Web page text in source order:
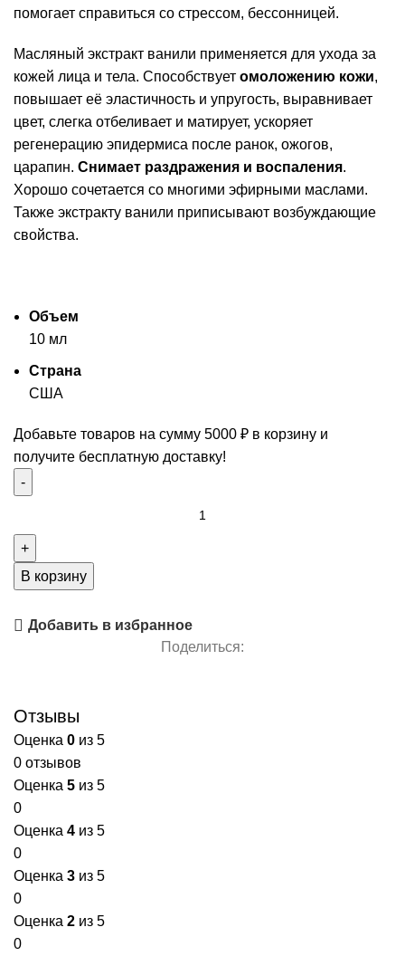
помогает справиться со стрессом, бессонницей.
Масляный экстракт ванили применяется для ухода за
кожей лица и тела. Способствует омоложению кожи,
повышает её эластичность и упругость, выравнивает
цвет, слегка отбеливает и матирует, ускоряет
регенерацию эпидермиса после ранок, ожогов,
царапин. Снимает раздражения и воспаления.
Хорошо сочетается со многими эфирными маслами.
Также экстракту ванили приписывают возбуждающие
свойства.
Объем
10 мл
Страна
США
Добавьте товаров на сумму 5000 ₽ в корзину и
получите бесплатную доставку!
В корзину
Добавить в избранное
Поделиться:
Отзывы
Оценка 0 из 5
0 отзывов
Оценка 5 из 5
0
Оценка 4 из 5
0
Оценка 3 из 5
0
Оценка 2 из 5
0